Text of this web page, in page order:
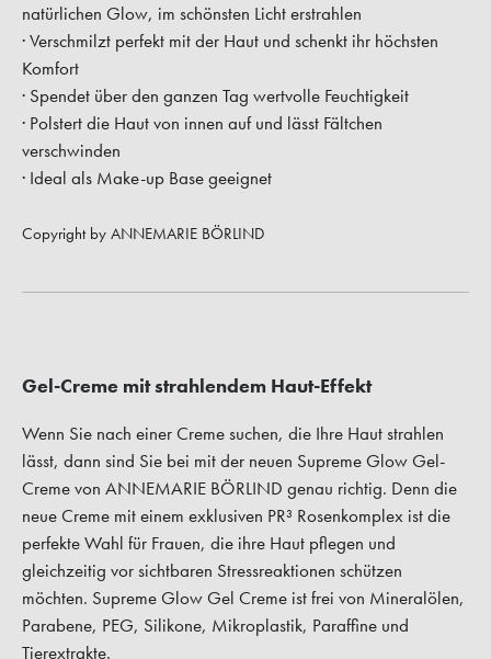
natürlichen Glow, im schönsten Licht erstrahlen
· Verschmilzt perfekt mit der Haut und schenkt ihr höchsten
Komfort
· Spendet über den ganzen Tag wertvolle Feuchtigkeit
· Polstert die Haut von innen auf und lässt Fältchen
verschwinden
· Ideal als Make-up Base geeignet
Copyright by ANNEMARIE BÖRLIND
Gel-Creme mit strahlendem Haut-Effekt
Wenn Sie nach einer Creme suchen, die Ihre Haut strahlen
lässt, dann sind Sie bei mit der neuen Supreme Glow Gel-
Creme von ANNEMARIE BÖRLIND genau richtig. Denn die
neue Creme mit einem exklusiven PR³ Rosenkomplex ist die
perfekte Wahl für Frauen, die ihre Haut pflegen und
gleichzeitig vor sichtbaren Stressreaktionen schützen
möchten. Supreme Glow Gel Creme ist frei von Mineralölen,
Parabene, PEG, Silikone, Mikroplastik, Paraffine und
Tierextrakte.